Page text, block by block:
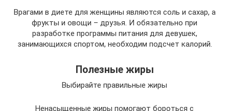
Врагами в диете для женщины являются соль и сахар, а
фрукты и овощи – друзья. И обязательно при
разработке программы питания для девушек,
занимающихся спортом, необходим подсчет калорий.
Полезные жиры
Выбирайте правильные жиры
Ненасыщенные жиры помогают бороться с